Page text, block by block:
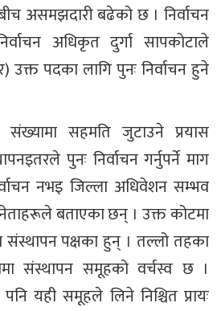
असमझदारी बढेको छ । निर्वाचन
अधिकृत दुर्गा सापकोटाले
पदका लागि पुनः निर्वाचन हुने
सहमति जुटाउने प्रयास
पुनः निर्वाचन गर्नुपर्ने माग
नभइ जिल्ला अधिवेशन सम्भव
बताएका छन् । उक्त कोटमा
पक्षका हुन् । तल्लो तहका
संस्थापन समूहको वर्चस्व छ ।
यही समूहले लिने निश्चित प्रायः